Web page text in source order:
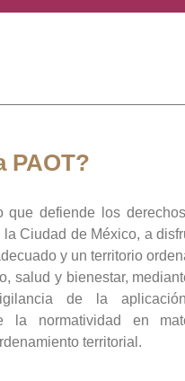
PAOT?
que defiende los
la Ciudad de México, a
y un territorio
salud y bienestar,
de la
la normatividad en
territorial.